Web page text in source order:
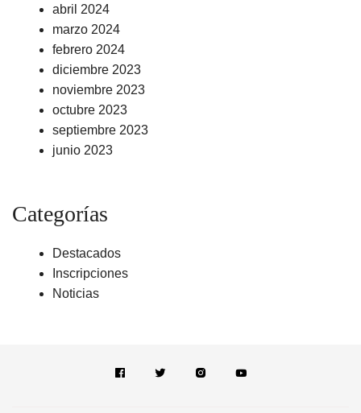
abril 2024
marzo 2024
febrero 2024
diciembre 2023
noviembre 2023
octubre 2023
septiembre 2023
junio 2023
Categorías
Destacados
Inscripciones
Noticias